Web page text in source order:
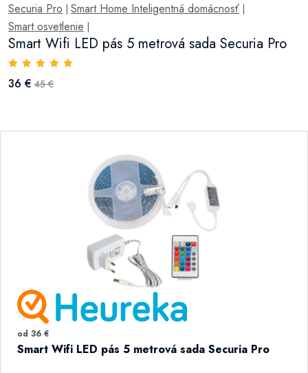
Securia Pro Smart Home Inteligentná domácnosť
Smart osvetlenie
Smart Wifi LED pás 5 metrová sada Securia Pro
36 € 45 €
od 36 €
Smart Wifi LED pás 5 metrová sada Securia Pro